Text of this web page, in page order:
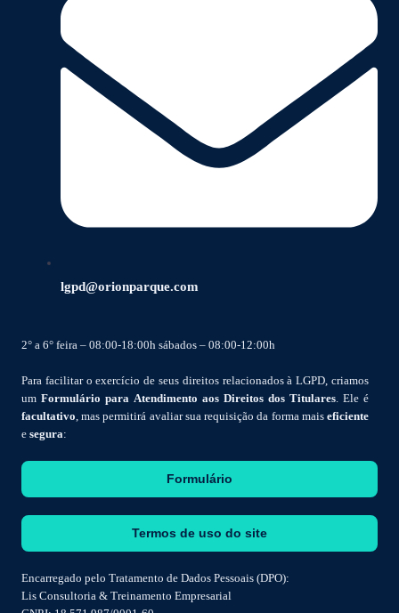
lgpd@orionparque.com
2° a 6° feira – 08:00-18:00h sábados – 08:00-12:00h
Para facilitar o exercício de seus direitos relacionados à LGPD, criamos
um Formulário para Atendimento aos Direitos dos Titulares. Ele é
facultativo, mas permitirá avaliar sua requisição da forma mais eficiente
e segura:
Formulário
Termos de uso do site
Encarregado pelo Tratamento de Dados Pessoais (DPO):
Lis Consultoria & Treinamento Empresarial